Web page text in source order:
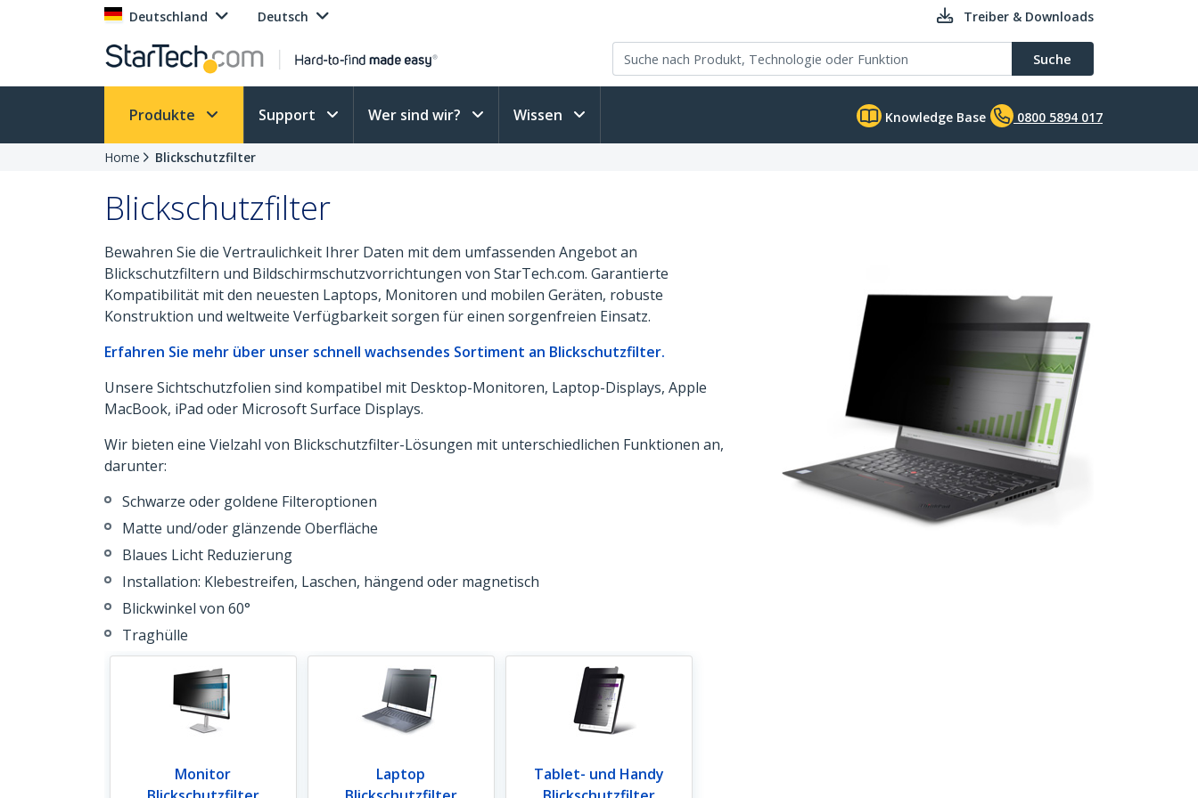
Deutschland Deutsch Treiber & Downloads
Suche
Produkte Support Wer sind wir? Wissen Knowledge Base 0800 5894 017
Home Blickschutzfilter
Blickschutzfilter
Bewahren Sie die Vertraulichkeit Ihrer Daten mit dem umfassenden Angebot an
Blickschutzfiltern und Bildschirmschutzvorrichtungen von StarTech.com. Garantierte
Kompatibilität mit den neuesten Laptops, Monitoren und mobilen Geräten, robuste
Konstruktion und weltweite Verfügbarkeit sorgen für einen sorgenfreien Einsatz.
Erfahren Sie mehr über unser schnell wachsendes Sortiment an Blickschutzfilter.
Unsere Sichtschutzfolien sind kompatibel mit Desktop-Monitoren, Laptop-Displays, Apple
MacBook, iPad oder Microsoft Surface Displays.
Wir bieten eine Vielzahl von Blickschutzfilter-Lösungen mit unterschiedlichen Funktionen an,
darunter:
Schwarze oder goldene Filteroptionen
Matte und/oder glänzende Oberfläche
Blaues Licht Reduzierung
Installation: Klebestreifen, Laschen, hängend oder magnetisch
Blickwinkel von 60°
Traghülle
Monitor
Laptop
Tablet- und Handy